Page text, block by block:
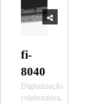
fi-
8040
Digitalização
colaborativa,